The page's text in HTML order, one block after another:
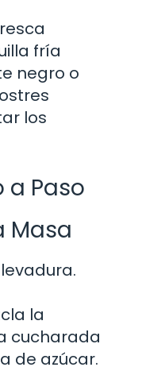
fría
negro o
los
a Paso
Masa
la
cucharada
de azúcar.